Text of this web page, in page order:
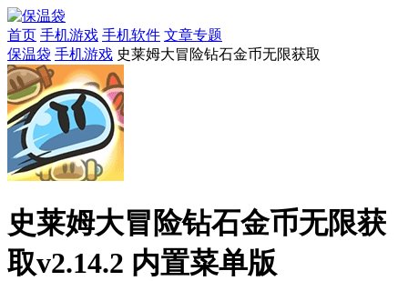
首页 手机游戏 手机软件 文章专题
保温袋 手机游戏 史莱姆大冒险钻石金币无限获取
史莱姆大冒险钻石金币无限获
取v2.14.2 内置菜单版